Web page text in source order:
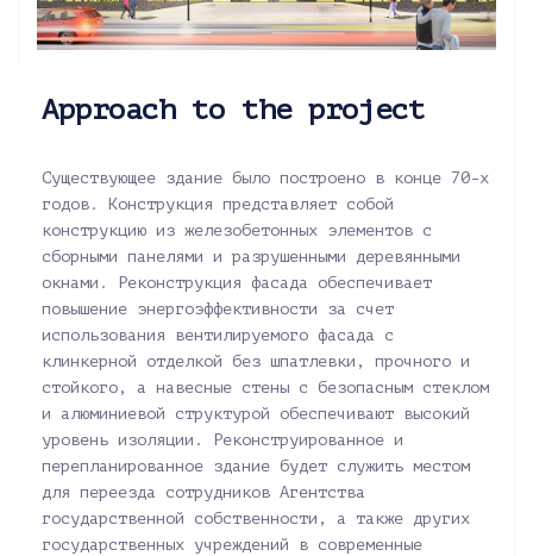
Approach to the project
Существующее здание было построено в конце 70-х
годов. Конструкция представляет собой
конструкцию из железобетонных элементов с
сборными панелями и разрушенными деревянными
окнами. Реконструкция фасада обеспечивает
повышение энергоэффективности за счет
использования вентилируемого фасада с
клинкерной отделкой без шпатлевки, прочного и
стойкого, а навесные стены с безопасным стеклом
и алюминиевой структурой обеспечивают высокий
уровень изоляции. Реконструированное и
перепланированное здание будет служить местом
для переезда сотрудников Агентства
государственной собственности, а также других
государственных учреждений в современные